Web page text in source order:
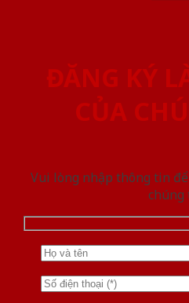
ĐĂNG KÝ
CỦA
Vui lòng nhập thông tin
chúng